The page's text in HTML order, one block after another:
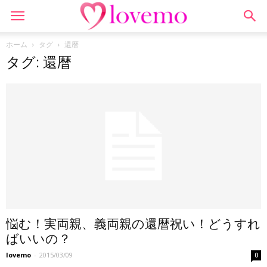
ホーム タグ 還暦
タグ: 還暦
悩む！実両親、義両親の還暦祝い！どうすれ
ばいいの？
lovemo - 2015/03/09 0